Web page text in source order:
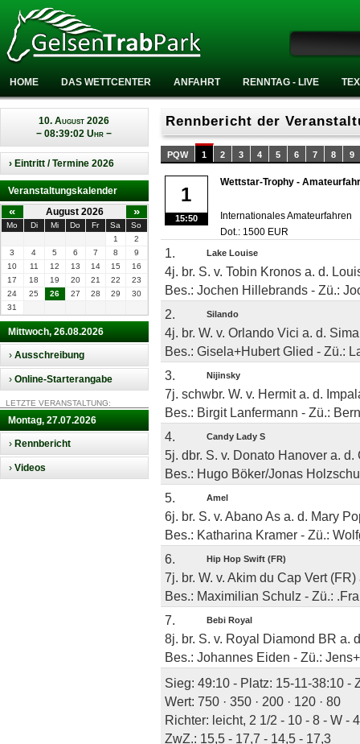
HOME DAS WETTCENTER ANFAHRT RENNTAG - LIVE
10. August 2026
− 08:39:02 Uhr −
› Eintritt / Termine 2026
Veranstaltungskalender
« August 2026 »
Mo Di Mi Do Fr Sa
So
1
2
3
4 5 6 7 8
9
10
11 12 13 14 15
16
17
18 19 20 21 22
23
24
25 26 27 28 29
30
31
Mittwoch, 26.08.2026
› Ausschreibung
› Online-Starterangabe
LETZTE VERANSTALTUNG:
Montag, 27.07.2026
› Rennbericht
› Videos
Rennbericht der
PQW 1 2 3 4 5 6 7 8 9
1
15:50
Wettstar-Trophy -
Internationales Amateurfahren
Dot.: 1500 EUR
1. Lake Louise
4j. br. S. v. Tobin Kronos a. d.
Bes.: Jochen Hillebrands - Zü.:
2.
Silando
4j. br. W. v. Orlando Vici a. d. Sima
Bes.: Gisela+Hubert Glied - Zü.:
3.
Nijinsky
7j. schwbr. W. v. Hermit a. d.
Bes.: Birgit Lanfermann - Zü.:
4.
Candy Lady S
5j. dbr. S. v. Donato Hanover a.
Bes.: Hugo Böker/Jonas
5.
Amel
6j. br. S. v. Abano As a. d. Mary
Bes.: Katharina Kramer - Zü.:
6.
Hip Hop Swift (FR)
7j. br. W. v. Akim du Cap Vert
Bes.: Maximilian Schulz - Zü.:
7.
Bebi Royal
8j. br. S. v. Royal Diamond BR a.
Bes.: Johannes Eiden - Zü.:
Sieg: 49:10 - Platz: 15-11-38:10 -
Wert: 750 · 350 · 200 · 120 · 80
Richter: leicht, 2 1/2 - 10 - 8 - W -
ZwZ.: 15,5 - 17,7 - 14,5 - 17,3